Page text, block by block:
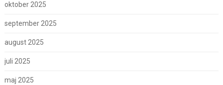
oktober 2025
september 2025
august 2025
juli 2025
maj 2025